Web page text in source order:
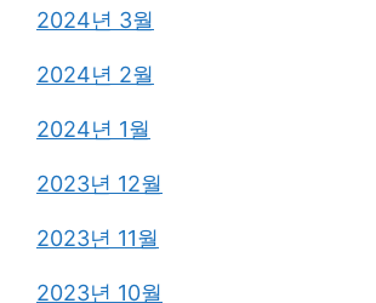
2024년 3월
2024년 2월
2024년 1월
2023년 12월
2023년 11월
2023년 10월